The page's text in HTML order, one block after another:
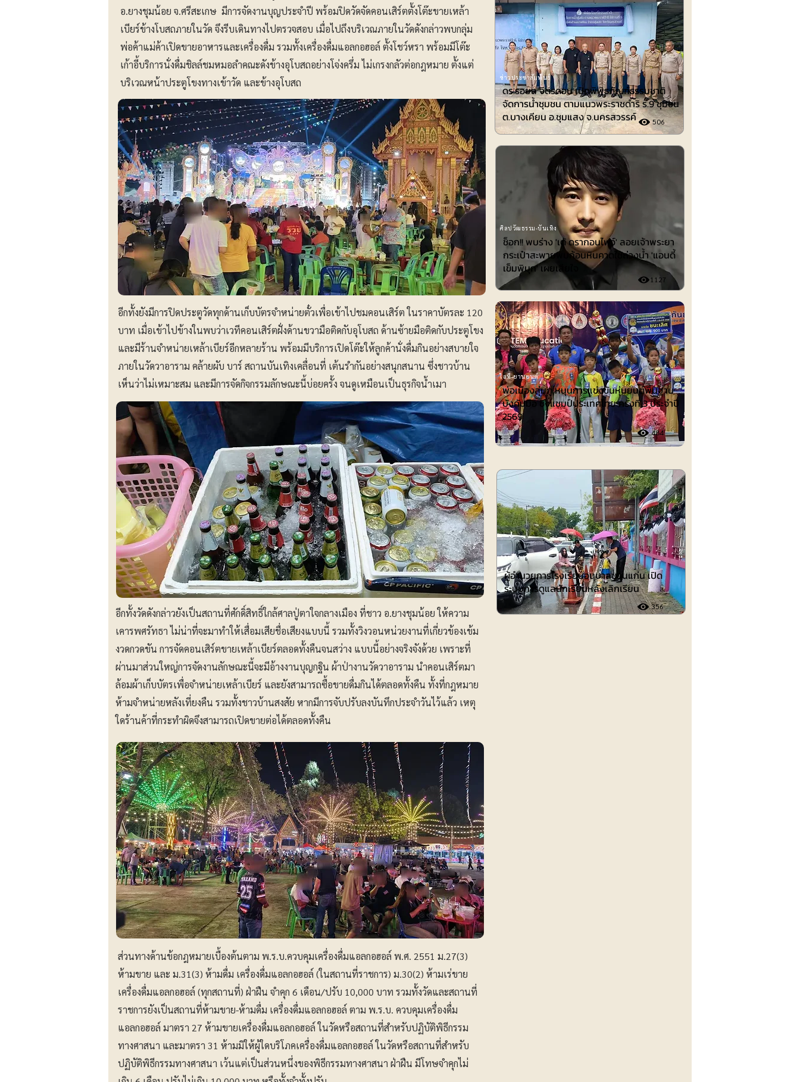
อ.ยางชุมน้อย จ.ศรีสะเกษ มีการจัดงานบุญประจำปี พร้อมปิดวัดจัดคอนเสิร์ตตั้งโต๊ะขายเหล้า
เบียร์ข้างโบสถภายในวัด จึงรีบเดินทางไปตรวจสอบ เมื่อไปถึงบริเวณภายในวัดดังกล่าวพบกลุ่ม
พ่อค้าแม่ค้าเปิดขายอาหารและเครื่องดื่ม รวมทั้งเครื่องดื่มแอลกอฮอล์ ตั้งโชว์หรา พร้อมมีโต๊ะ
เก้าอี้บริการนั่งดื่มชิลล์ชมหมอลำคณะดังข้างอุโบสถอย่างโจ่งครึ่ม ไม่เกรงกลัวต่อกฎหมาย ตั้งแต่
บริเวณหน้าประตูโขงทางเข้าวัด และข้างอุโบสถ
อีกทั้งยังมีการปิดประตูวัดทุกด้านเก็บบัตรจำหน่ายตั๋วเพื่อเข้าไปชมคอนเสิร์ต ในราคาบัตรละ 120
บาท เมื่อเข้าไปข้างในพบว่าเวทีคอนเสิร์ตฝั่งด้านขวามือติดกับอุโบสถ ด้านซ้ายมือติดกับประตูโขง
และมีร้านจำหน่ายเหล้าเบียร์อีกหลายร้าน พร้อมมีบริการเปิดโต๊ะให้ลูกค้านั่งดื่มกินอย่างสบายใจ
ภายในวัดวาอาราม คล้ายผับ บาร์ สถานบันเทิงเคลื่อนที่ เต้นรำกันอย่างสนุกสนาน ซึ่งชาวบ้าน
เห็นว่าไม่เหมาะสม และมีการจัดกิจกรรมลักษณะนี้บ่อยครั้ง จนดูเหมือนเป็นธุรกิจน้ำเมา
อีกทั้งวัดดังกล่าวยังเป็นสถานที่ศักดิ์สิทธิ์ใกล้ศาลปู่ตาใจกลางเมือง ที่ชาว อ.ยางชุมน้อย ให้ความ
เคารพศรัทธา ไม่น่าที่จะมาทำให้เสื่อมเสียชื่อเสียงแบบนี้ รวมทั้งวิงวอนหน่วยงานที่เกี่ยวข้องเข้ม
งวดกวดขัน การจัดคอนเสิร์ตขายเหล้าเบียร์ตลอดทั้งคืนจนสว่าง แบบนี้อย่างจริงจังด้วย เพราะที่
ผ่านมาส่วนใหญ่การจัดงานลักษณะนี้จะมีอ้างงานบุญกฐิน ผ้าป่างานวัดวาอาราม นำคอนเสิร์ตมา
ล้อมผ้าเก็บบัตรเพื่อจำหน่ายเหล้าเบียร์ และยังสามารถซื้อขายดื่มกินได้ตลอดทั้งคืน ทั้งที่กฎหมาย
ห้ามจำหน่ายหลังเที่ยงคืน รวมทั้งชาวบ้านสงสัย หากมีการจับปรับลงบันทึกประจำวันไว้แล้ว เหตุ
ใดร้านค้าที่กระทำผิดจึงสามารถเปิดขายต่อได้ตลอดทั้งคืน
ส่วนทางด้านข้อกฎหมายเบื้องต้นตาม พ.ร.บ.ควบคุมเครื่องดื่มแอลกอฮอล์ พ.ศ. 2551 ม.27(3)
ห้ามขาย และ ม.31(3) ห้ามดื่ม เครื่องดื่มแอลกอฮอล์ (ในสถานที่ราชการ) ม.30(2) ห้ามเร่ขาย
เครื่องดื่มแอลกอฮอล์ (ทุกสถานที่) ฝ่าฝืน จำคุก 6 เดือน/ปรับ 10,000 บาท รวมทั้งวัดและสถานที่
ราชการยังเป็นสถานที่ห้ามขาย-ห้ามดื่ม เครื่องดื่มแอลกอฮอล์ ตาม พ.ร.บ. ควบคุมเครื่องดื่ม
แอลกอฮอล์ มาตรา 27 ห้ามขายเครื่องดื่มแอลกอฮอล์ ในวัดหรือสถานที่สำหรับปฏิบัติพิธีกรรม
ทางศาสนา และมาตรา 31 ห้ามมิให้ผู้ใดบริโภคเครื่องดื่มแอลกอฮอล์ ในวัดหรือสถานที่สำหรับ
ปฏิบัติพิธีกรรมทางศาสนา เว้นแต่เป็นส่วนหนึ่งของพิธีกรรมทางศาสนา ฝ่าฝืน มีโทษจำคุกไม่
ดร.รอยล จิตรดอน เปิดพิพิธภัณฑ์ธรรมชาติ
จัดการน้ำชุมชน ตามแนวพระราชดำริ ร.9 ชุมชน
ต.บางเคียน อ.ชุมแสง จ.นครสวรรค์
506
ข่าวประชาสัมพันธ์
ช็อก!! พบร่าง 'เต้ ดรากอนไฟว์' ลอยเจ้าพระยา
กระเป๋าสะพายพบก้อนหินคาดใช้ถ่วงน้ำ 'แอนดี้
เข็มพิมุก' เผยเสียใจ
1127
ศิลปวัฒธรรม-บันเทิง
ไอที-ยานยนต์
พ่อเมืองลุ่มภู หนุนการแข่งขันหุ่นยนต์พื้นฐาน
บังคับมือ ชิงแชมป์ประเทศไทย ครั้งที่ 3 ประจำปี
2569
484
การศึกษา
ผู้อำนวยการโรงเรียนอนุบาลขอนแก่น เปิด
ระบบการดูแลนักเรียนหลังเลิกเรียน
356